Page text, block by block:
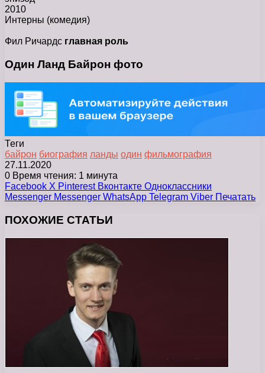
2010
Интерны (комедия)
Фил Ричардс главная роль
Один Ланд Байрон фото
Теги
байрон биография ланды один фильмография
27.11.2020
0 Время чтения: 1 минута
Facebook X Pinterest Вконтакте Одноклассники
Messenger Messenger WhatsApp Telegram Viber Печатать
ПОХОЖИЕ СТАТЬИ